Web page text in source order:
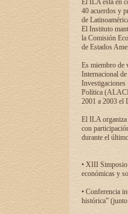
El ILA está en
40 acuerdos y
de
El Instituto
la Comisión
de Estados
Es miembro de
Internacional
Investigaciones
Política
2001 a 2003 el
El ILA organiza
con
durante el
• XIII Simposio
económicas y
• Conferencia
histórica”